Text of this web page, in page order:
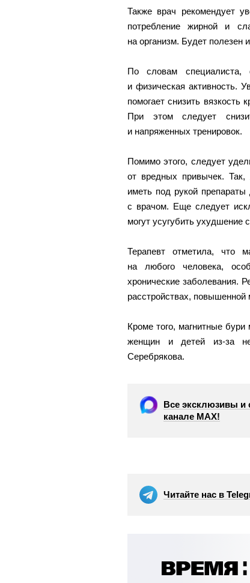
Также врач рекомендует
потребление жирной и
на организм. Будет полезен
По словам
и физическая активность.
помогает снизить вязкость
При этом следует
и напряженных тренировок.
Помимо этого, следует
от вредных привычек. Так,
иметь под рукой
с врачом. Еще следует
могут усугубить ухудшение
Терапевт отметила, что
на любого человека,
хронические заболевания.
расстройствах, повышенной
Кроме того, магнитные бури
женщин и детей из-за
Серебрякова.
Все эксклюзивы и
канале МАХ!
Читайте нас в